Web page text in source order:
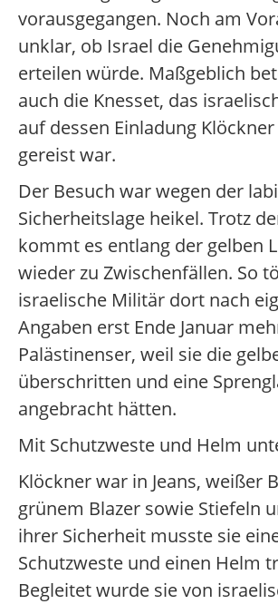
vorausgegangen. Noch am
unklar, ob Israel die
erteilen würde. Maßgeblich
auch die Knesset, das
auf dessen Einladung
gereist war.
Der Besuch war wegen der
Sicherheitslage heikel. Trotz
kommt es entlang der gelben
wieder zu Zwischenfällen. So
israelische Militär dort nach
Angaben erst Ende Januar
Palästinenser, weil sie die
überschritten und eine
angebracht hätten.
Mit Schutzweste und Helm
Klöckner war in Jeans, weißer
grünem Blazer sowie Stiefeln
ihrer Sicherheit musste sie
Schutzweste und einen Helm
Begleitet wurde sie von